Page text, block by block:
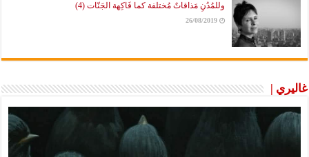
وللمُدُنِ مَذاقاتٌ مُختلفة كما فَاكِهة الجَنّات (4)
26/08/2019
غاليري |